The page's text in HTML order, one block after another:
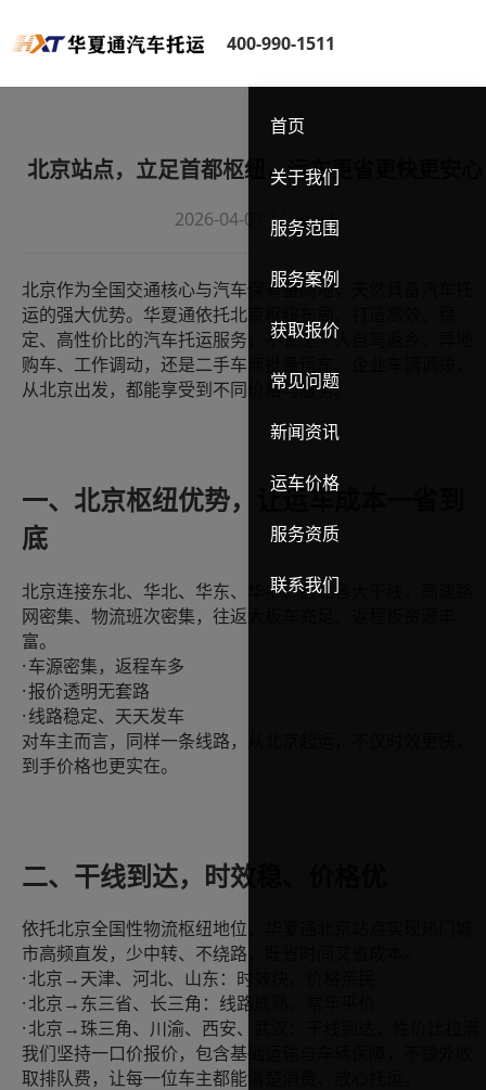
400-990-1511
首页
关于我们
服务范围
服务案例
获取报价
常见问题
新闻资讯
运车价格
服务资质
联系我们
北京站点，立足首都枢纽，运车更省更快更安心
2026-04-07 14:16:44
北京作为全国交通核心与汽车保有量高地，天然具备汽车托
运的强大优势。华夏通依托北京枢纽布局，打造高效、稳
定、高性价比的汽车托运服务，不管是个人自驾返乡、异地
购车、工作调动，还是二手车商批量运车、企业车辆调拨，
从北京出发，都能享受到不同 价格与服务。
一、北京枢纽优势，让运车成本一省到
底
北京连接东北、华北、华东、华中、西北各大干线，高速路
网密集、物流班次密集，往返大板车充足、返程板资源丰
富。
· 车源密集，返程车多
·报价透明无套路
· 线路稳定、天天发车
对车主而言，同样一条线路，从北京起运，不仅时效更快，
到手价格也更实在。
二、干线到 达，时效稳、价格优
依托北京全国性物流枢纽地位，华夏通北京站点实现热门城
市高频直发，少中转、不绕路，既省时间又省成本。
·北京 →天津、河北、山东： 时效快
·北京 →东三省、长三角：线路成熟，常年平价
·北京 →珠三角、川渝、西安、武汉：干线
我们坚持一口价报价，包含基础运输与车辆保障，不额外收
取排队费，让每一位车主都能清楚消费、放心托运。